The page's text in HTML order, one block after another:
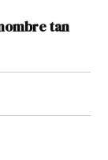
tan